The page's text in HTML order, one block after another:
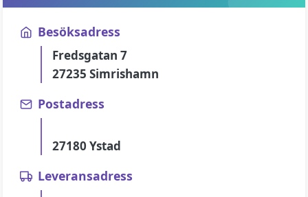
Besöksadress
Fredsgatan 7
27235 Simrishamn
Postadress
27180 Ystad
Leveransadress